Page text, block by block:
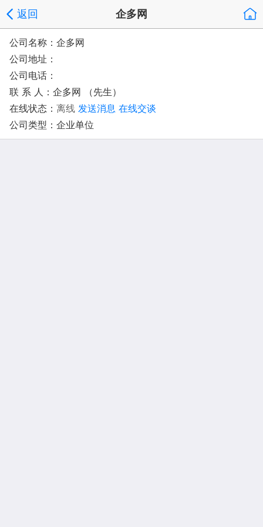
返回 企多网
公司名称：企多网
公司地址：
公司电话：
联 系 人：企多网 （先生）
在线状态： 离线 发送消息 在线交谈
公司类型：企业单位